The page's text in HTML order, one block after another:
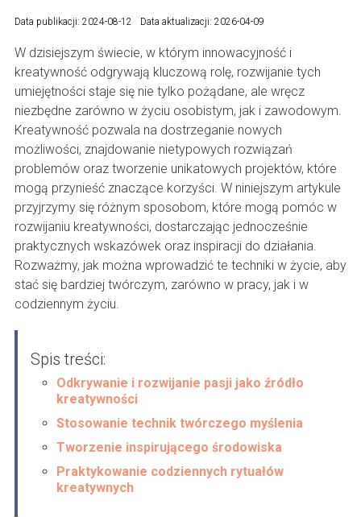
Data publikacji: 2024-08-12 Data aktualizacji: 2026-04-09
W dzisiejszym świecie, w którym innowacyjność i
kreatywność odgrywają kluczową rolę, rozwijanie tych
umiejętności staje się nie tylko pożądane, ale wręcz
niezbędne zarówno w życiu osobistym, jak i zawodowym.
Kreatywność pozwala na dostrzeganie nowych
możliwości, znajdowanie nietypowych rozwiązań
problemów oraz tworzenie unikatowych projektów, które
mogą przynieść znaczące korzyści. W niniejszym artykule
przyjrzymy się różnym sposobom, które mogą pomóc w
rozwijaniu kreatywności, dostarczając jednocześnie
praktycznych wskazówek oraz inspiracji do działania.
Rozważmy, jak można wprowadzić te techniki w życie, aby
stać się bardziej twórczym, zarówno w pracy, jak i w
codziennym życiu.
Spis treści:
Odkrywanie i rozwijanie pasji jako źródło
kreatywności
Stosowanie technik twórczego myślenia
Tworzenie inspirującego środowiska
Praktykowanie codziennych rytuałów
kreatywnych